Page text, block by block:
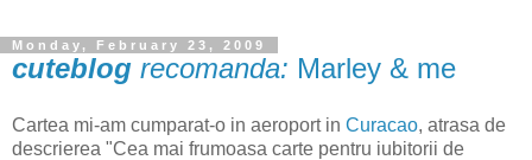
Monday, February 23, 2009
cuteblog recomanda: Marley & me
Cartea mi-am cumparat-o in aeroport in Curacao, atrasa de
descrierea "Cea mai frumoasa carte pentru iubitorii de